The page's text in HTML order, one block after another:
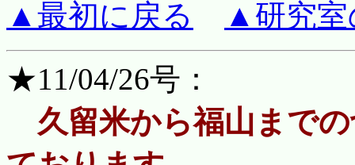
▲最初に戻る
▲研究室
★11/04/26号：
久留米から福山まで